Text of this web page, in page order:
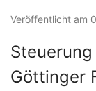
Veröffentlicht am
Göttinger